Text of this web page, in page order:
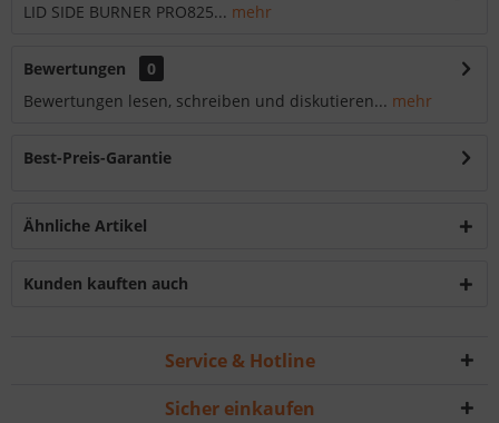
LID SIDE BURNER PRO825... mehr
Bewertungen
0
Bewertungen lesen, schreiben und diskutieren... mehr
Best-Preis-Garantie
Ähnliche Artikel
Kunden kauften auch
Service & Hotline
Sicher einkaufen